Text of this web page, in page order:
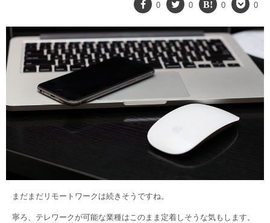
0 0 0 0
まだまだリモートワークは続きそうですね。
寧ろ、テレワークが可能な業種はこのまま定着しそうな気もします。